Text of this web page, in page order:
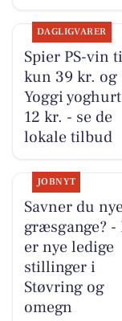
DAGLIGVARER
Spier PS-vin
kun 39 kr. og
Yoggi
12 kr. - se de
lokale tilbud
JOBNYT
Savner du
græsgange? -
er nye ledige
stillinger i
Støvring og
omegn